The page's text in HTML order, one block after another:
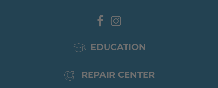
EDUCATION
REPAIR CENTER